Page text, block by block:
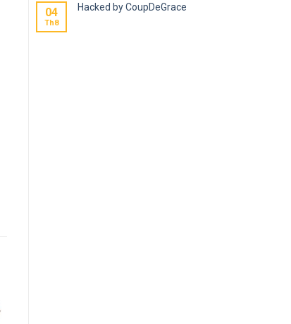
04
Th8
Hacked by CoupDeGrace